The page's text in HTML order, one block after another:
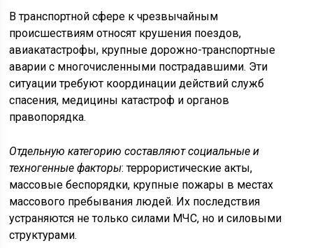
В транспортной сфере к чрезвычайным
происшествиям относят крушения поездов,
авиакатастрофы, крупные дорожно-транспортные
аварии с многочисленными пострадавшими. Эти
ситуации требуют координации действий служб
спасения, медицины катастроф и органов
правопорядка.
Отдельную категорию составляют социальные и
техногенные факторы: террористические акты,
массовые беспорядки, крупные пожары в местах
массового пребывания людей. Их последствия
устраняются не только силами МЧС, но и силовыми
структурами.